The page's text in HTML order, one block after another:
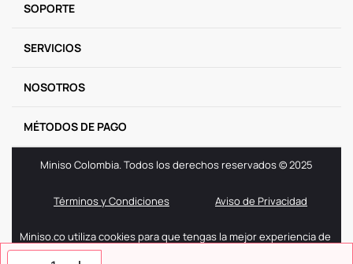
SOPORTE
SERVICIOS
NOSOTROS
MÉTODOS DE PAGO
Miniso Colombia. Todos los derechos reservados © 2025
Términos y Condiciones Aviso de Privacidad
Miniso.co utiliza cookies para que tengas la mejor experiencia de
navegación. Si sigues navegando entendemos que aceptas